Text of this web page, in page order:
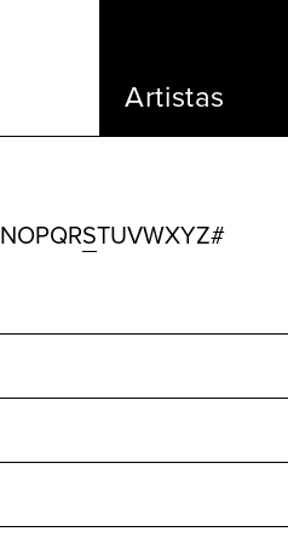
Artistas
NOPQRSTUVWXYZ#